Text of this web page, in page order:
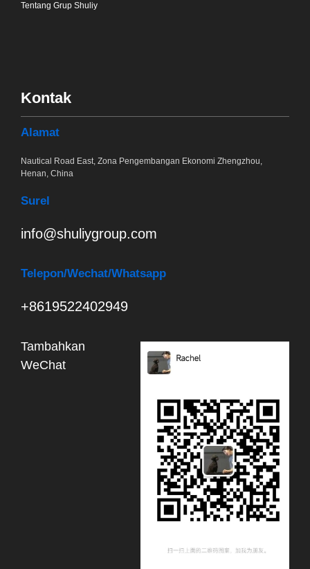
Tentang Grup Shuliy
Kontak
Alamat
Nautical Road East, Zona Pengembangan Ekonomi Zhengzhou,
Henan, China
Surel
info@shuliygroup.com
Telepon/Wechat/Whatsapp
+8619522402949
Tambahkan
WeChat